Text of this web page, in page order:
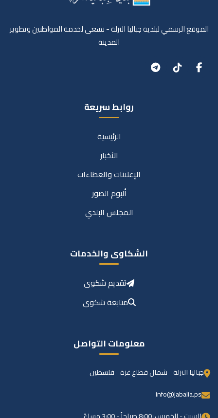
الموقع الرسمي لبلدية جباليا النزلة - نسعى لخدمة المواطنين وتطوير
المدينة
روابط سريعة
الرئيسية
الأخبار
الإعلانات والعطاءات
ألبوم الصور
المجلس البلدي
الشكاوى والخدمات
تقديم شكوى
متابعة شكوى
معلومات التواصل
جباليا النزلة - شمال قطاع غزة - فلسطين
info@jabalia.ps